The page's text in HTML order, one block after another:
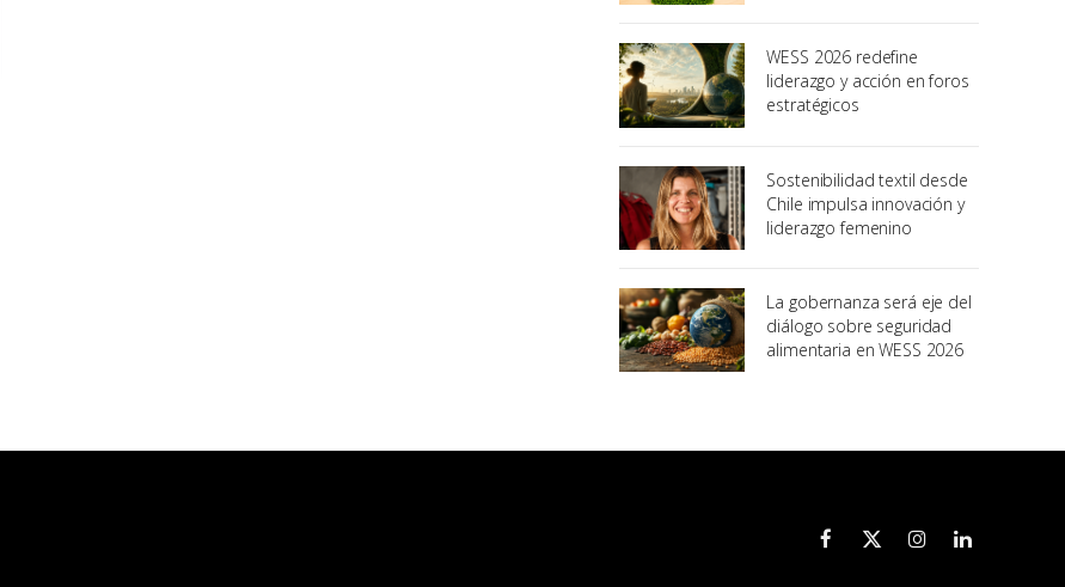
WESS 2026 redefine
liderazgo y acción en foros
estratégicos
Sostenibilidad textil desde
Chile impulsa innovación y
liderazgo femenino
La gobernanza será eje del
diálogo sobre seguridad
alimentaria en WESS 2026
Facebook
X
InstagramLinkedIn